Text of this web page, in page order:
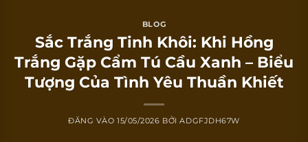
BLOG
Sắc Trắng Tinh Khôi: Khi Hồng
Trắng Gặp Cẩm Tú Cầu Xanh – Biểu
Tượng Của Tình Yêu Thuần Khiết
ĐĂNG VÀO 15/05/2026 BỞIADGFJDH67W